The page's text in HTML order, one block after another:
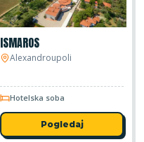
ISMAROS
Alexandroupoli
Hotelska soba
Pogledaj